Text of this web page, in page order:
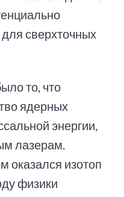
сверхточных
то, что
ядерных
энергии,
лазерам.
оказался изотоп
физики